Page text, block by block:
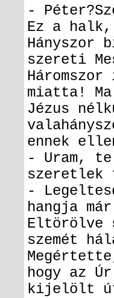
-
Ez a
Hányszor
szereti
miatta!
Jézus
ennek
- Uram,
szeretlek
-
hangja
Eltörölve
szemét
hogy az
kijelölt